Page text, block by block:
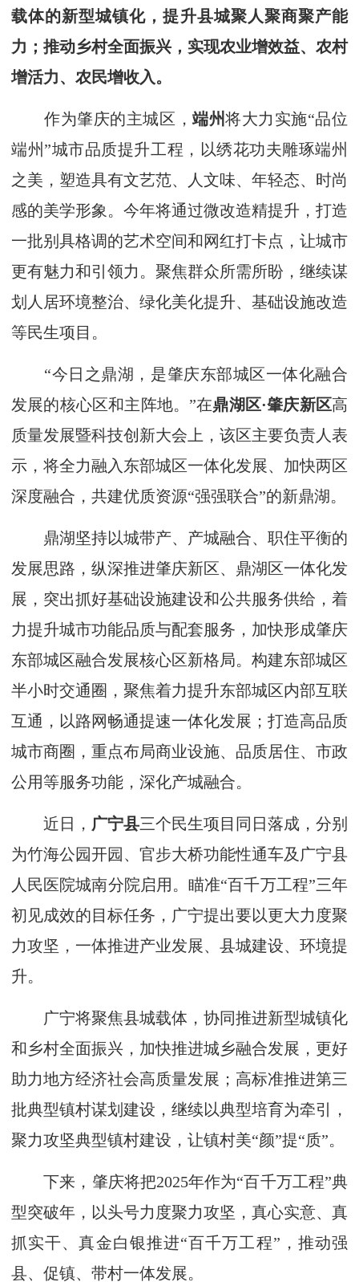
载体的新型城镇化，提升县城聚人聚商聚产能
力；推动乡村全面振兴，实现农业增效益、农村
增活力、农民增收入。
作为肇庆的主城区，端州将大力实施“品位
端州”城市品质提升工程，以绣花功夫雕琢端州
之美，塑造具有文艺范、人文味、年轻态、时尚
感的美学形象。今年将通过微改造精提升，打造
一批别具格调的艺术空间和网红打卡点，让城市
更有魅力和引领力。聚焦群众所需所盼，继续谋
划人居环境整治、绿化美化提升、基础设施改造
等民生项目。
“今日之鼎湖，是肇庆东部城区一体化融合
发展的核心区和主阵地。”在鼎湖区·肇庆新区高
质量发展暨科技创新大会上，该区主要负责人表
示，将全力融入东部城区一体化发展、加快两区
深度融合，共建优质资源“强强联合”的新鼎湖。
鼎湖坚持以城带产、产城融合、职住平衡的
发展思路，纵深推进肇庆新区、鼎湖区一体化发
展，突出抓好基础设施建设和公共服务供给，着
力提升城市功能品质与配套服务，加快形成肇庆
东部城区融合发展核心区新格局。构建东部城区
半小时交通圈，聚焦着力提升东部城区内部互联
互通，以路网畅通提速一体化发展；打造高品质
城市商圈，重点布局商业设施、品质居住、市政
公用等服务功能，深化产城融合。
近日， 广宁县三个民生项目同日落成，分别
为竹海公园开园、官步大桥功能性通车及广宁县
人民医院城南分院启用。瞄准“百千万工程”三年
初见成效的目标任务，广宁提出要以更大力度聚
力攻坚，一体推进产业发展、县城建设、环境提
升。
广宁将聚焦县城载体，协同推进新型城镇化
和乡村全面振兴，加快推进城乡融合发展，更好
助力地方经济社会高质量发展；高标准推进第三
批典型镇村谋划建设，继续以典型培育为牵引，
聚力攻坚典型镇村建设，让镇村美“颜”提“质”。
下来，肇庆将把2025年作为“百千万工程”典
型突破年，以头号力度聚力攻坚，真心实意、真
抓实干、真金白银推进“百千万工程”，推动强
县、促镇、带村一体发展。